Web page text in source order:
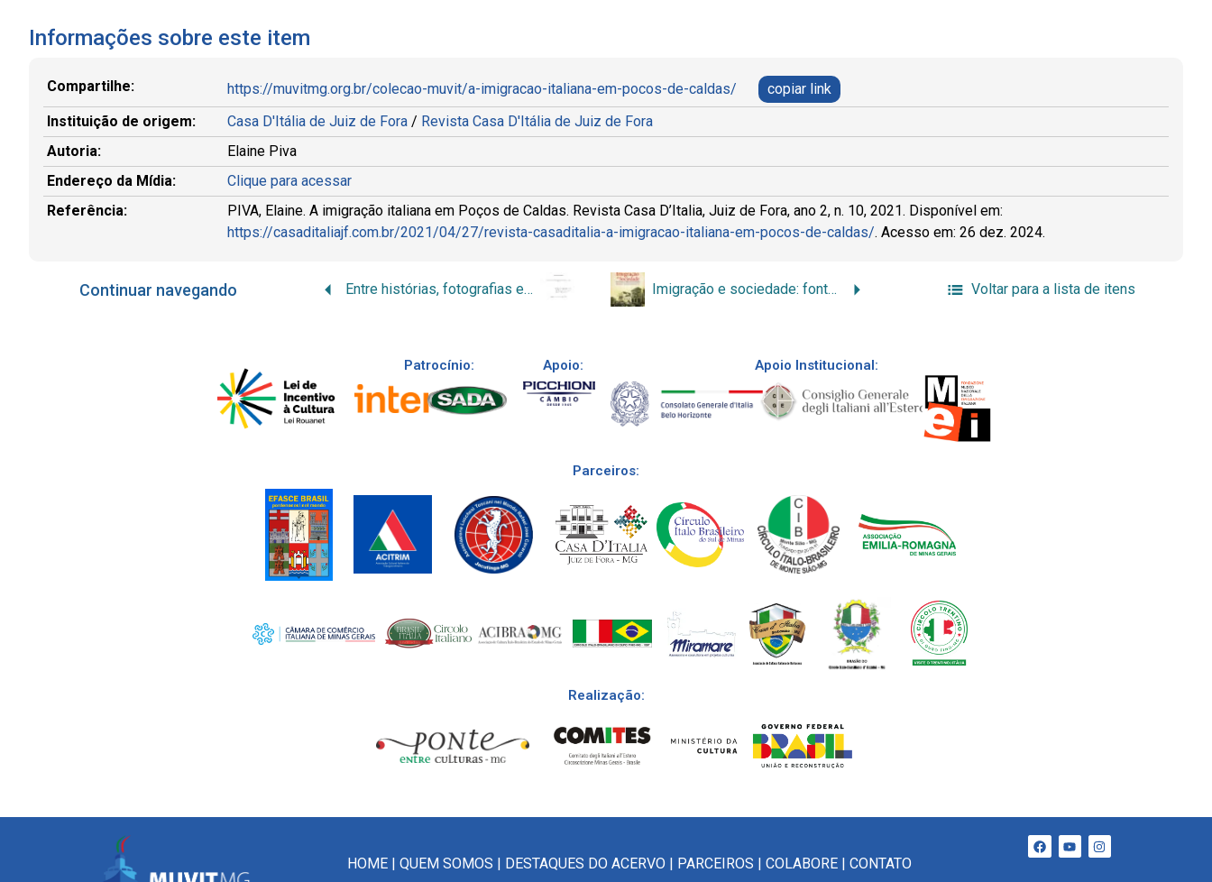
Informações sobre este item
Compartilhe: https://muvitmg.org.br/colecao-muvit/a-imigracao-italiana-em-pocos-de-caldas/
copiar link
Instituição de origem:
Casa D'Itália de Juiz de Fora / Revista Casa D'Itália de Juiz de Fora
Autoria:
Elaine Piva
Endereço da Mídia:
Clique para acessar
Referência:
PIVA, Elaine. A imigração italiana em Poços de Caldas. Revista Casa D’Italia, Juiz de Fora, ano 2, n. 10, 2021. Disponível em:
https://casaditaliajf.com.br/2021/04/27/revista-casaditalia-a-imigracao-italiana-em-pocos-de-caldas/. Acesso em: 26 dez. 2024.
Continuar navegando Entre histórias, fotografias e objetos: imigração italiana e memórias de mulheres Imigração e sociedade: fontes e acervos da imigração italiana no Brasil Voltar para a lista de itens
Patrocínio: Apoio: Apoio Institucional:
Parceiros:
Realização:
HOME |QUEM SOMOS DESTAQUES DO ACERVO PARCEIROS |COLABORE |CONTATO